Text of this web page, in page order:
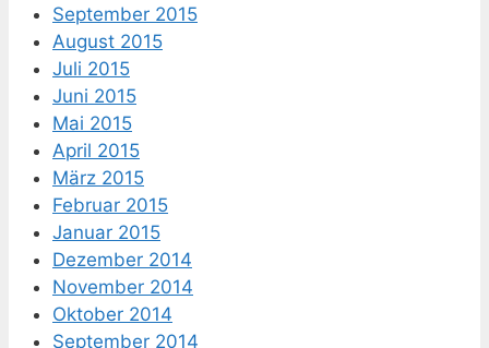
September 2015
August 2015
Juli 2015
Juni 2015
Mai 2015
April 2015
März 2015
Februar 2015
Januar 2015
Dezember 2014
November 2014
Oktober 2014
September 2014